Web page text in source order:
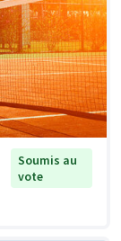
Soumis au
vote